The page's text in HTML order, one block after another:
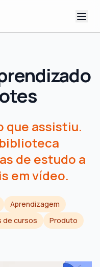
que assistiu.
de estudo a
em vídeo.
Aprendizagem
de cursos Produto